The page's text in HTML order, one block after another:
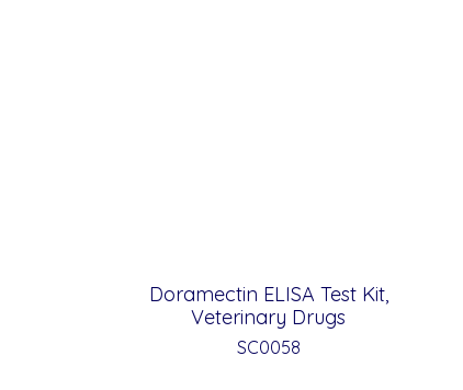
Doramectin ELISA Test Kit,
Veterinary Drugs
SC0058